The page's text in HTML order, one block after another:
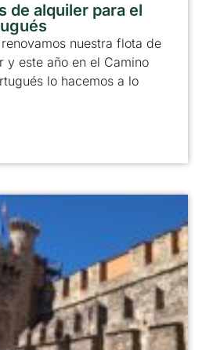
de alquiler para el
nuestra flota de
y este año en el Camino
lo hacemos a lo